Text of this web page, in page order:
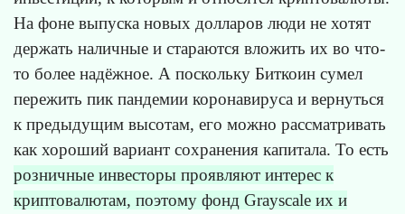
На фоне выпуска новых долларов люди не хотят
держать наличные и стараются вложить их во что-
то более надёжное. А поскольку Биткоин сумел
пережить пик пандемии коронавируса и вернуться
к предыдущим высотам, его можно рассматривать
как хороший вариант сохранения капитала. То есть
розничные инвесторы проявляют интерес к
криптовалютам, поэтому фонд Grayscale их и